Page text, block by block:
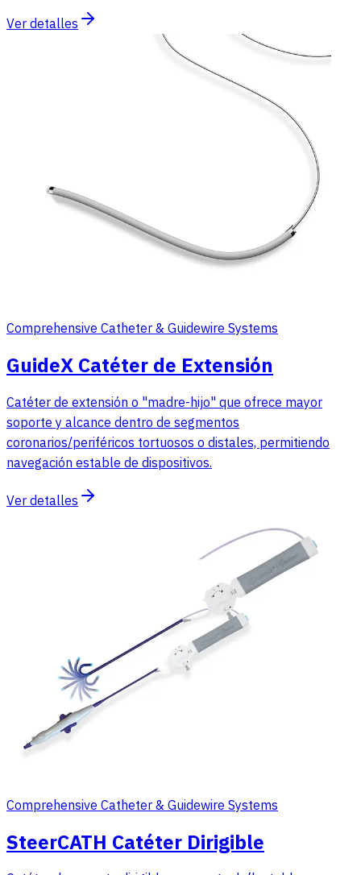
Ver detalles
Comprehensive Catheter & Guidewire Systems
GuideX Catéter de Extensión
Catéter de extensión o "madre-hijo" que ofrece mayor
soporte y alcance dentro de segmentos
coronarios/periféricos tortuosos o distales, permitiendo
navegación estable de dispositivos.
Ver detalles
Comprehensive Catheter & Guidewire Systems
SteerCATH Catéter Dirigible